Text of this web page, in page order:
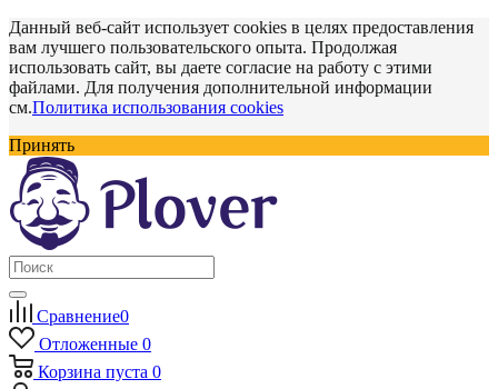
Данный веб-сайт использует cookies в целях предоставления
вам лучшего пользовательского опыта. Продолжая
использовать сайт, вы даете согласие на работу с этими
файлами. Для получения дополнительной информации
см.Политика использования cookies
Принять
Сравнение0
Отложенные 0
Корзина пуста 0